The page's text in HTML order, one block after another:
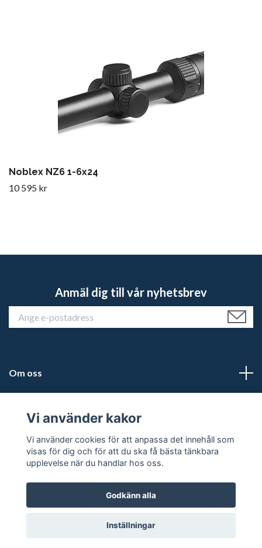
Noblex NZ6 1-6x24
10 595 kr
Anmäl dig till vår nyhetsbrev
Om oss
Läs mer
© 2026 Karlstad Jakt & Fritid
Vi använder kakor
Vi använder cookies för att anpassa det innehåll som
visas för dig och för att du ska få bästa tänkbara
upplevelse när du handlar hos oss.
Godkänn alla
Inställningar